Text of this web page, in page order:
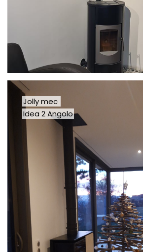
Jolly mec
Idea 2 Angolo